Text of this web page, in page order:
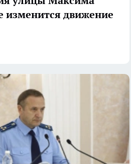
изменится движение